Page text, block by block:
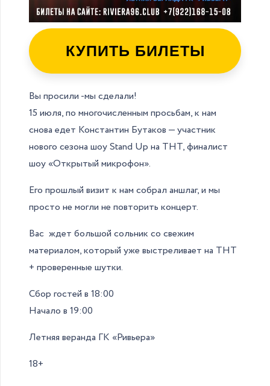
КУПИТЬ БИЛЕТЫ
Вы просили -мы сделали!
15 июля, по многочисленным просьбам, к нам
снова едет Константин Бутаков — участник
нового сезона шоу Stand Up на ТНТ, финалист
шоу «Открытый микрофон».
Его прошлый визит к нам собрал аншлаг, и мы
просто не могли не повторить концерт.
Вас ждет большой сольник со свежим
материалом, который уже выстреливает на ТНТ
+ проверенные шутки.
Сбор гостей в 18:00
Начало в 19:00
Летняя веранда ГК «Ривьера»
18+